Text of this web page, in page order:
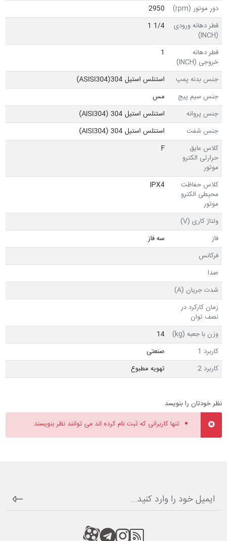
دور موتور (rpm)
2950
قطر دهانه ورودی
(INCH)
1/4 1
قطر دهانه
خروجی (INCH)
1
جنس بدنه پمپ
استنلس استیل ASISI304)304)
جنس سیم پیج
مس
جنس پروانه
استنلس استیل 304 (AISI304)
جنس شفت
استنلس استیل 304 (AISI304)
کلاس عایق
حرارتی الکترو
موتور
F
کلاس حفاظت
محیطی الکترو
موتور
IPX4
ولتاژ کاری (V)
فاز
سه فاز
فرکانس
صدا
شدت جریان (A)
زمان کارکرد در
نصف توان
وزن با جعبه (kg)
14
کاربرد 1
صنعتی
کاربرد 2
تهویه مطبوع
نظر خودتان را بنویسد
تنها کاربرانی که ثبت نام کرده اند می توانند نظر بنویسند